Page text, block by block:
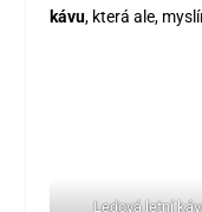
kávu, která ale,
Ledová letní